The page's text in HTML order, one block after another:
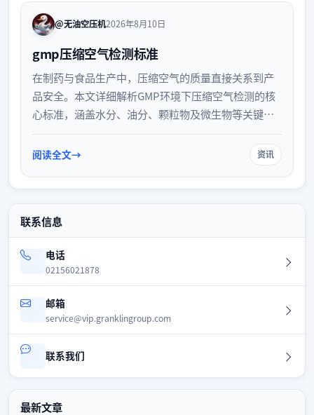
@无油空压机2026年8月10日
gmp压缩空气检测标准
在制药与食品生产中，压缩空气的质量直接关系到产
品安全。本文详细解析GMP环境下压缩空气检测的核
心标准，涵盖水分、油分、颗粒物及微生物等关键指
企业建立合规的压缩空气质量管理体系，确保生产环
境满足严格的GMP认证要求，防范潜在污染风险。
阅读全文 资讯
联系信息
电话
02156021878
邮箱
service@vip.granklingroup.com
联系我们
最新文章